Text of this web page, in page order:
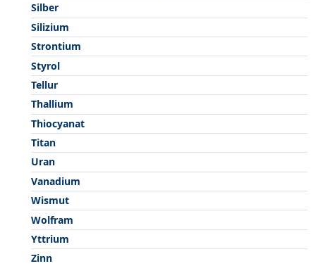
Silber
Silizium
Strontium
Styrol
Tellur
Thallium
Thiocyanat
Titan
Uran
Vanadium
Wismut
Wolfram
Yttrium
Zinn